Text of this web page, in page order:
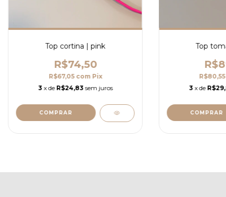
Top cortina | pink
R$74,50
R$67,05 com Pix
3 x de R$24,83 sem juros
COMPRAR
Top
3 x de
COMPRAR